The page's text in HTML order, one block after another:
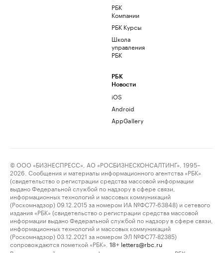
РБК
Компании
РБК Курсы
Школа
управления
РБК
РБК
Новости
iOS
Android
AppGallery
© ООО «БИЗНЕСПРЕСС», АО «РОСБИЗНЕСКОНСАЛТИНГ», 1995–
2026. Сообщения и материалы информационного агентства «РБК»
(свидетельство о регистрации средства массовой информации
выдано Федеральной службой по надзору в сфере связи,
информационных технологий и массовых коммуникаций
(Роскомнадзор) 09.12.2015 за номером ИА №ФС77-63848) и сетевого
издания «РБК» (свидетельство о регистрации средства массовой
информации выдано Федеральной службой по надзору в сфере связи,
информационных технологий и массовых коммуникаций
(Роскомнадзор) 03.12.2021 за номером ЭЛ №ФС77-82385)
сопровождаются пометкой «РБК».
18+ letters@rbc.ru